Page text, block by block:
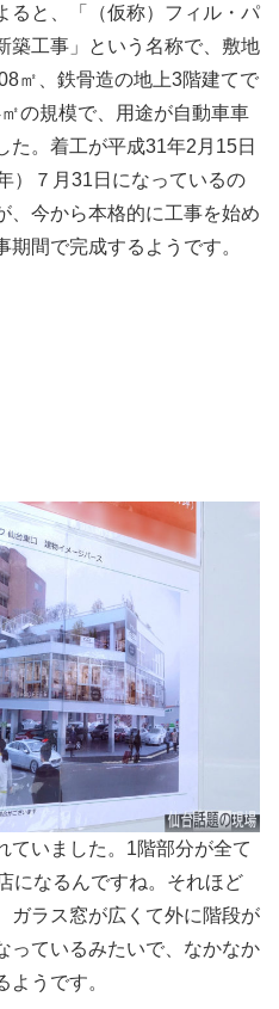
ると、「（仮称）フィル・パ
築工事」という名称で、敷地
㎡、鉄骨造の地上3階建てで
の規模で、用途が自動車車
た。着工が平成31年2月15日
）７月31日になっているの
、今から本格的に工事を始め
間で完成するようです。
ていました。1階部分が全て
になるんですね。それほど
ガラス窓が広くて外に階段が
っているみたいで、なかなか
うです。